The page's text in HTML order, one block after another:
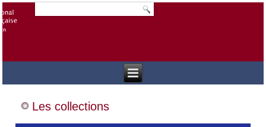
Les collections